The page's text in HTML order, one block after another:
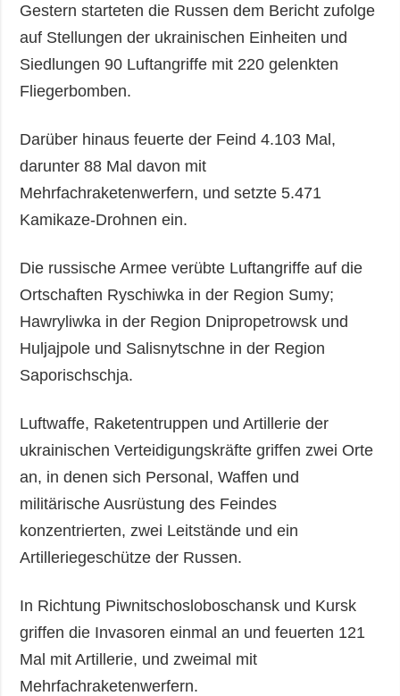
Veröffentlichungen
Interview
Fotos
Video
Abonnement
Fotobank
Gestern starteten die Russen dem Bericht zufolge
auf Stellungen der ukrainischen Einheiten und
Siedlungen 90 Luftangriffe mit 220 gelenkten
Fliegerbomben.
Darüber hinaus feuerte der Feind 4.103 Mal,
darunter 88 Mal davon mit
Mehrfachraketenwerfern, und setzte 5.471
Kamikaze-Drohnen ein.
Die russische Armee verübte Luftangriffe auf die
Ortschaften Ryschiwka in der Region Sumy;
Hawryliwka in der Region Dnipropetrowsk und
Huljajpole und Salisnytschne in der Region
Saporischschja.
Luftwaffe, Raketentruppen und Artillerie der
ukrainischen Verteidigungskräfte griffen zwei Orte
an, in denen sich Personal, Waffen und
militärische Ausrüstung des Feindes
konzentrierten, zwei Leitstände und ein
Artilleriegeschütze der Russen.
In Richtung Piwnitschosloboschansk und Kursk
griffen die Invasoren einmal an und feuerten 121
Mal mit Artillerie, und zweimal mit
Mehrfachraketenwerfern.